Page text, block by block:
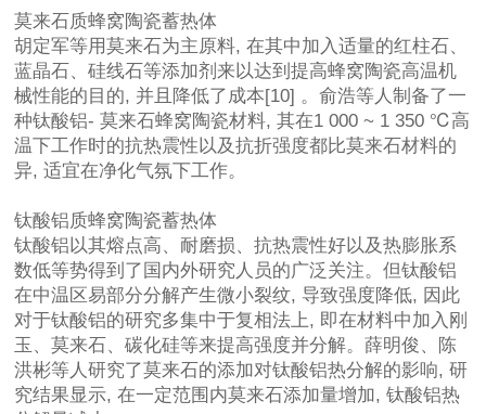
莫来石质蜂窝陶瓷蓄热体
胡定军等用莫来石为主原料, 在其中加入适量的红柱石、
蓝晶石、硅线石等添加剂来以达到提高蜂窝陶瓷高温机
械性能的目的, 并且降低了成本[10] 。俞浩等人制备了一
种钛酸铝- 莫来石蜂窝陶瓷材料, 其在1 000 ~ 1 350 ℃高
温下工作时的抗热震性以及抗折强度都比莫来石材料的
异, 适宜在净化气氛下工作。
钛酸铝质蜂窝陶瓷蓄热体
钛酸铝以其熔点高、耐磨损、抗热震性好以及热膨胀系
数低等势得到了国内外研究人员的广泛关注。但钛酸铝
在中温区易部分分解产生微小裂纹, 导致强度降低, 因此
对于钛酸铝的研究多集中于复相法上, 即在材料中加入刚
玉、莫来石、碳化硅等来提高强度并分解。薛明俊、陈
洪彬等人研究了莫来石的添加对钛酸铝热分解的影响, 研
究结果显示, 在一定范围内莫来石添加量增加, 钛酸铝热